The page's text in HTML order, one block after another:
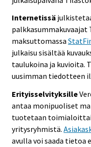
Internetissä
palkkasummakuvaajat
maksuttomassa
julkaisu sisältää
taulukoina ja kuvioita.
uusimman tiedotteen
Erityisselvityksille
antaa monipuoliset
tuotetaan
yritysryhmistä.
avulla voi saada tietoa